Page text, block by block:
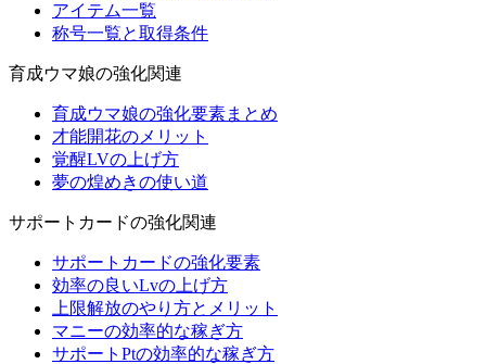
アイテム一覧
称号一覧と取得条件
育成ウマ娘の強化関連
育成ウマ娘の強化要素まとめ
才能開花のメリット
覚醒LVの上げ方
夢の煌めきの使い道
サポートカードの強化関連
サポートカードの強化要素
効率の良いLvの上げ方
上限解放のやり方とメリット
マニーの効率的な稼ぎ方
サポートPtの効率的な稼ぎ方